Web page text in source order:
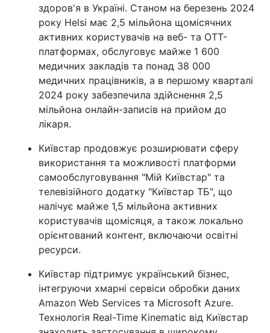
здоров'я в Україні. Станом на березень 2024
року Helsi має 2,5 мільйона щомісячних
активних користувачів на веб- та ОТТ-
платформах, обслуговує майже 1 600
медичних закладів та понад 38 000
медичних працівників, а в першому кварталі
2024 року забезпечила здійснення 2,5
мільйона онлайн-записів на прийом до
лікаря.
Київстар продовжує розширювати сферу
використання та можливості платформи
самообслуговування "Мій Київстар" та
телевізійного додатку "Київстар ТБ", що
налічує майже 1,5 мільйона активних
користувачів щомісяця, а також локально
орієнтований контент, включаючи освітні
ресурси.
Київстар підтримує український бізнес,
інтегруючи хмарні сервіси обробки даних
Amazon Web Services та Microsoft Azure.
Технологія Real-Time Kinematic від Київстар